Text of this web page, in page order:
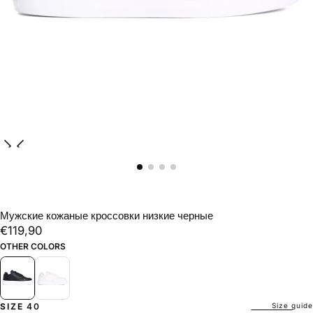
Мужские кожаные кроссовки низкие черные
€119,90
Regular
price
€119,90
OTHER COLORS
SIZE 40 Size guide